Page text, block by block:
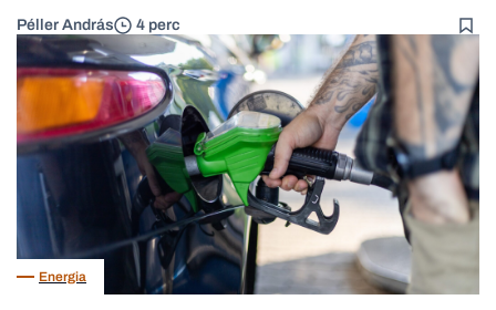
Péller András 4 perc
Energia